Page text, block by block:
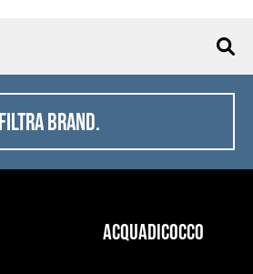
FILTRA BRAND.
ACQUADICOCCO